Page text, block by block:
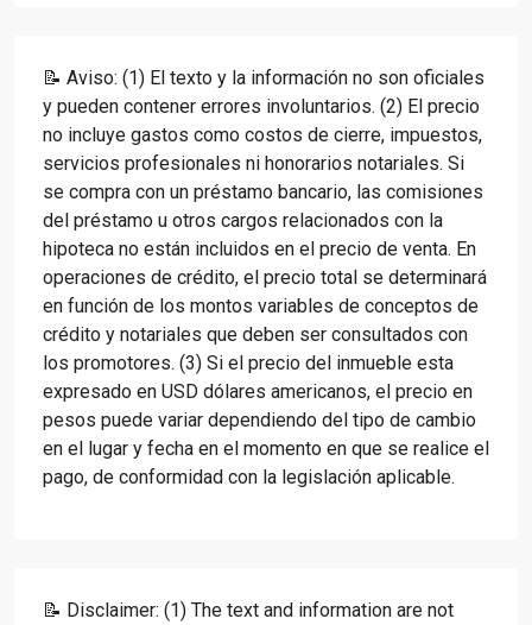
📝 Aviso: (1) El texto y la información no son oficiales
y pueden contener errores involuntarios. (2) El precio
no incluye gastos como costos de cierre, impuestos,
servicios profesionales ni honorarios notariales. Si
se compra con un préstamo bancario, las comisiones
del préstamo u otros cargos relacionados con la
hipoteca no están incluidos en el precio de venta. En
operaciones de crédito, el precio total se determinará
en función de los montos variables de conceptos de
crédito y notariales que deben ser consultados con
los promotores. (3) Si el precio del inmueble esta
expresado en USD dólares americanos, el precio en
pesos puede variar dependiendo del tipo de cambio
en el lugar y fecha en el momento en que se realice el
pago, de conformidad con la legislación aplicable.
📝 Disclaimer: (1) The text and information are not